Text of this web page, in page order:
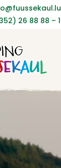
26 88 88 – 1